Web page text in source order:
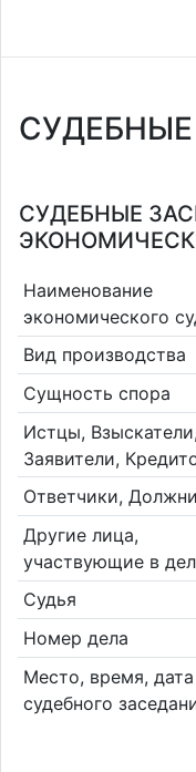
СУДЕБНЫЕ
Наименование
экономического
Вид производства
Сущность спора
Истцы, Взыскатели,
Заявители,
Ответчики,
Другие лица,
участвующие в
Судья
Номер дела
Место, время, дата
судебного